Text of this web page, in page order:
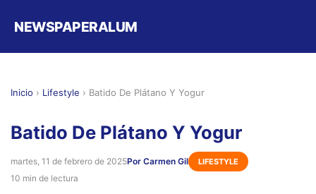
NEWSPAPERALUM
Inicio › Lifestyle › Batido De Plátano Y Yogur
Batido De Plátano Y Yogur
martes, 11 de febrero de 2025Por Carmen Gil LIFESTYLE
10 min de lectura